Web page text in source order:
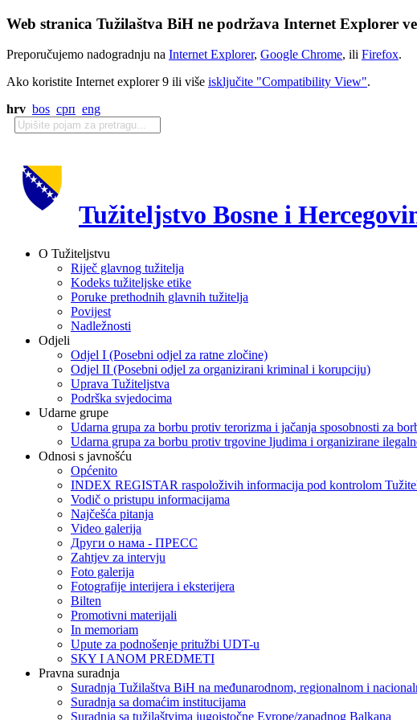
Web stranica Tužilaštva BiH ne podržava Internet Explorer
Preporučujemo nadogradnju na Internet Explorer, Google Chrome, ili Firefox.
Ako koristite Internet explorer 9 ili više isključite "Compatibility View".
hrv bos срп eng
Tužiteljstvo Bosne i
O Tužiteljstvu
Riječ glavnog tužitelja
Kodeks tužiteljske etike
Poruke prethodnih glavnih tužitelja
Povijest
Nadležnosti
Odjeli
Odjel I (Posebni odjel za ratne zločine)
Odjel II (Posebni odjel za organizirani kriminal i korupciju)
Uprava Tužiteljstva
Podrška svjedocima
Udarne grupe
Udarna grupa za borbu protiv terorizma i jačanja sposobnosti za
Udarna grupa za borbu protiv trgovine ljudima i organizirane
Odnosi s javnošću
Općenito
INDEX REGISTAR raspoloživih informacija pod kontrolom
Vodič o pristupu informacijama
Najčešća pitanja
Video galerija
Други о нама - ПРЕСC
Zahtjev za intervju
Foto galerija
Fotografije interijera i eksterijera
Bilten
Promotivni materijali
In memoriam
Upute za podnošenje pritužbi UDT-u
SKY I ANOM PREDMETI
Pravna suradnja
Suradnja Tužilaštva BiH na međunarodnom, regionalnom i
Suradnja sa domaćim institucijama
Suradnja sa tužilaštvima jugoistočne Evrope/zapadnog Balkana